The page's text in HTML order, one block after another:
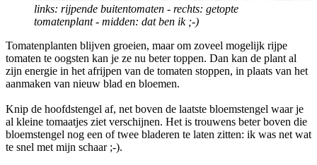
links: rijpende buitentomaten - rechts: getopte
tomatenplant - midden: dat ben ik ;-)
Tomatenplanten blijven groeien, maar om zoveel mogelijk rijpe
tomaten te oogsten kan je ze nu beter toppen. Dan kan de plant al
zijn energie in het afrijpen van de tomaten stoppen, in plaats van het
aanmaken van nieuw blad en bloemen.
Knip de hoofdstengel af, net boven de laatste bloemstengel waar je
al kleine tomaatjes ziet verschijnen. Het is trouwens beter boven die
bloemstengel nog een of twee bladeren te laten zitten: ik was net wat
te snel met mijn schaar ;-).